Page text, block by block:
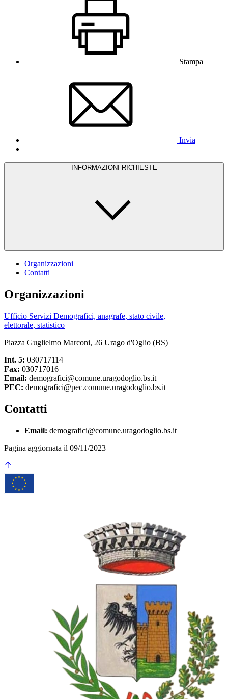
Stampa
Invia
INFORMAZIONI RICHIESTE
Organizzazioni
Contatti
Organizzazioni
Ufficio Servizi Demografici, anagrafe, stato civile,
elettorale, statistico
Piazza Guglielmo Marconi, 26 Urago d'Oglio (BS)
Int. 5: 030717114
Fax: 030717016
Email: demografici@comune.uragodoglio.bs.it
PEC: demografici@pec.comune.uragodoglio.bs.it
Contatti
Email: demografici@comune.uragodoglio.bs.it
Pagina aggiornata il 09/11/2023